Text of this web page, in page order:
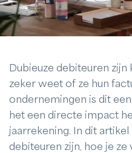
Dubieuze debiteuren zijn
zeker weet of ze hun
ondernemingen is dit
het een directe impact
jaarrekening. In dit
debiteuren zijn, hoe je